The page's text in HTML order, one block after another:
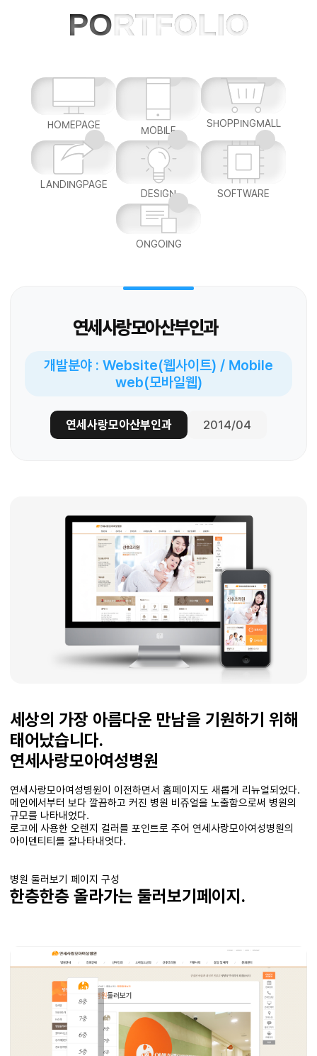
PORTFOLIO
HOMEPAGE MOBILE
SHOPPINGMALL
LANDINGPAGE
DESIGN
SOFTWARE
ONGOING
연세사랑모아산부인과
개발분야 : Website(웹사이트) / Mobile
web(모바일웹)
연세사랑모아산부인과 2014/04
세상의 가장 아름다운 만남을 기원하기 위해
태어났습니다.
연세사랑모아여성병원
연세사랑모아여성병원이 이전하면서 홈페이지도 새롭게 리뉴얼되었다.
메인에서부터 보다 깔끔하고 커진 병원 비쥬얼을 노출함으로써 병원의
규모를 나타내었다.
로고에 사용한 오렌지 컬러를 포인트로 주어 연세사랑모아여성병원의
아이덴티티를 잘나타내엇다.
병원 둘러보기 페이지 구성
한층한층 올라가는 둘러보기페이지.